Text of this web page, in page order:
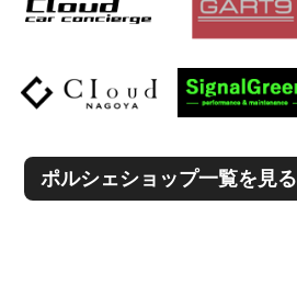
ポルシェショップ一覧を見る